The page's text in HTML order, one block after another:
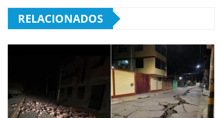
RELACIONADOS